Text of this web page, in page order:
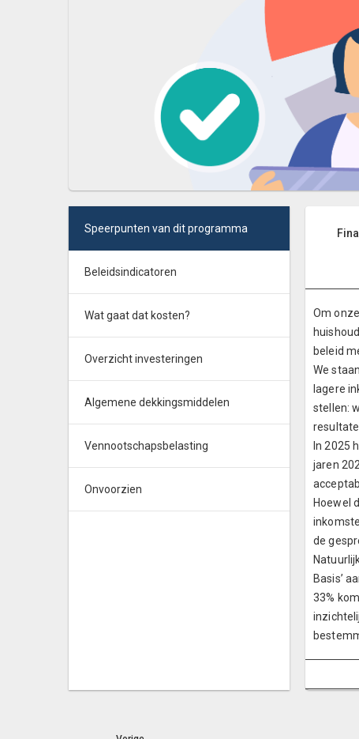
Speerpunten van dit programma
Beleidsindicatoren
Wat gaat dat kosten?
Overzicht investeringen
Algemene dekkingsmiddelen
Vennootschapsbelasting
Onvoorzien
Om
beleid
We
lagere
stellen:
In 2025
jaren
Hoewel
de
Basis’
33%